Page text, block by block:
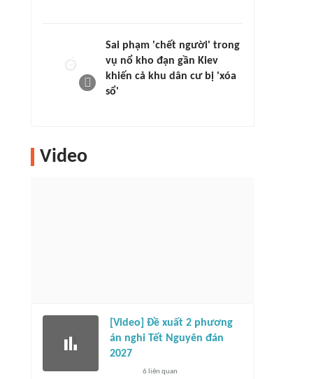
Sai phạm 'chết người' trong
vụ nổ kho đạn gần Kiev
khiến cả khu dân cư bị 'xóa
sổ'
Video
[Video] Đề xuất 2 phương
án nghỉ Tết Nguyên đán
2027
6 liên quan